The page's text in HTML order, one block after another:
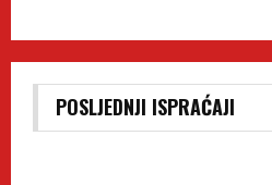
POSLJEDNJI ISPRAĆAJI